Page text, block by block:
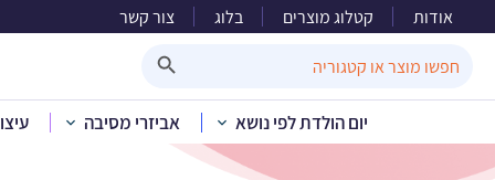
אודות קטלוג מוצרים בלוג צור קשר
for:
יום הולדת לפי נושא אביזרי מסיבהבית»קטלוג מוצרים